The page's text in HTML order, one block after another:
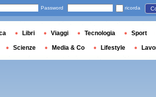
Password ricorda
Libri Viaggi Tecnologia Sport
Scienze Media & Co Lifestyle